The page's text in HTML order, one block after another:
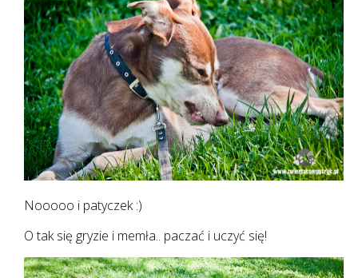
Nooooo i patyczek :)
O tak się gryzie i memła.. paczać i uczyć się!